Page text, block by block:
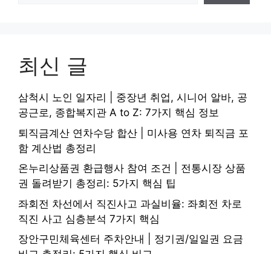
최신 글
삼척시 노인 일자리 | 중장년 취업, 시니어 알바, 공
공근로, 종합복지관 A to Z: 7가지 핵심 정보
퇴직금계산 연차수당 합산 | 미사용 연차 퇴직금 포
함 계산법 총정리
온누리상품권 환급행사 참여 조건 | 전통시장 상품
권 돌려받기 총정리: 5가지 핵심 팁
좌회전 차선에서 직진사고 과실비율: 좌회전 차로
직진 사고 심층분석 7가지 핵심
장안구민체육센터 주차안내 | 정기권/일일권 요금